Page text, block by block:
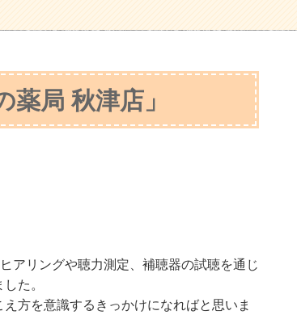
局 秋津店」
リングや聴力測定、補聴器の試聴を通じ
た。
方を意識するきっかけになればと思いま